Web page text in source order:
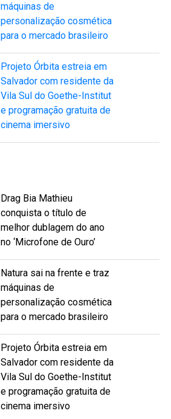
máquinas de
personalização cosmética
para o mercado brasileiro
Projeto Órbita estreia em
Salvador com residente da
Vila Sul do Goethe-Institut
e programação gratuita de
cinema imersivo
Drag Bia Mathieu
conquista o título de
melhor dublagem do ano
no ‘Microfone de Ouro’
Natura sai na frente e traz
máquinas de
personalização cosmética
para o mercado brasileiro
Projeto Órbita estreia em
Salvador com residente da
Vila Sul do Goethe-Institut
e programação gratuita de
cinema imersivo